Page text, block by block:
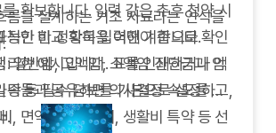
름을 설계하는 기초 자료라는 인식을
확보합니다. 입력 값은 추후 청약 시
능한 한 정확히 입력해야 합니다.
: 일반암, 고액암, 소액암 진단금과 암
당 등 필수 담보를 기본으로 설정하고,
, 면역항암치료비, 생활비 특약 등 선
적인 비교 항목을 어떤 기준으로 확인
리한 예시입니다. 표를 인쇄하거나 엑
족들과 공유하면 의사결정 속도를 높
.